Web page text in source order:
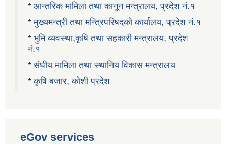
* आन्तरिक मामिला तथा कानून मन्त्रालय, प्रदेश नं.१
*मुख्यमन्त्री तथा मन्त्रिपरिषदको कार्यालय, प्रदेश नं.१
* भुमि व्यवस्था,कृषि तथा सहकारी मन्त्रालय, प्रदेश
नं.१
*संघीय मामिला तथा स्थानिय विकास मन्त्रालय
*कृषि बजार, कोशी प्रदेश
eGov services